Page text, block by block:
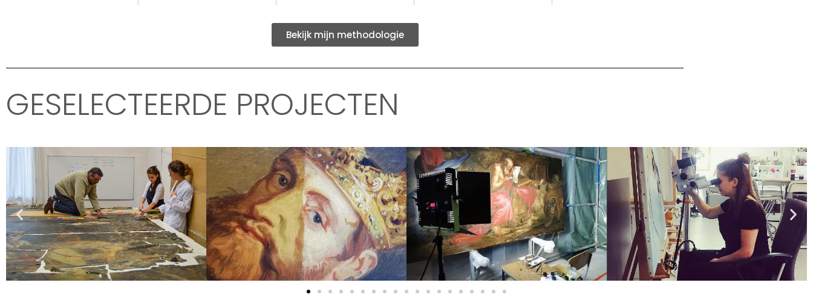
Bekijk mijn methodologie
GESELECTEERDE PROJECTEN